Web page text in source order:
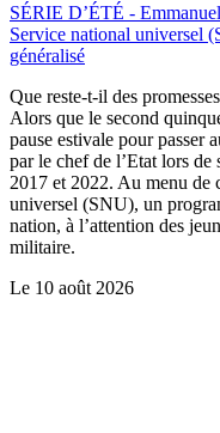
SÉRIE D’ÉTÉ -
Service national universel
généralisé
Que reste-t-il des
Alors que le second
pause estivale pour passer
par le chef de l’Etat lors de
2017 et 2022. Au menu de
universel (SNU), un
nation, à l’attention des
militaire.
Le 10 août 2026